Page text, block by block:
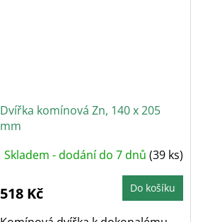
Dvířka komínová Zn, 140 x 205
mm
Skladem - dodání do 7 dnů (39 ks)
518 Kč Do košíku